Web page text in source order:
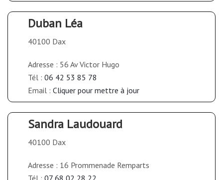
Duban Léa
40100 Dax
Adresse : 56 Av Victor Hugo
Tél : 06 42 53 85 78
Email : Cliquer pour mettre à jour
Sandra Laudouard
40100 Dax
Adresse : 16 Prommenade Remparts